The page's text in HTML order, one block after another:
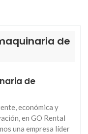
de
de
económica y
en GO Rental
una empresa líder